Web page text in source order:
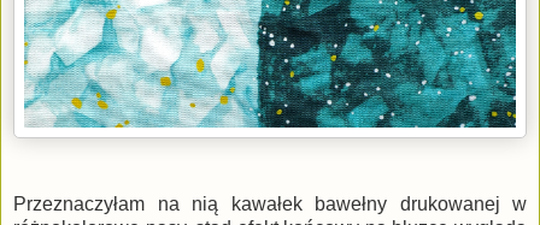
Przeznaczyłam na nią kawałek bawełny drukowanej w